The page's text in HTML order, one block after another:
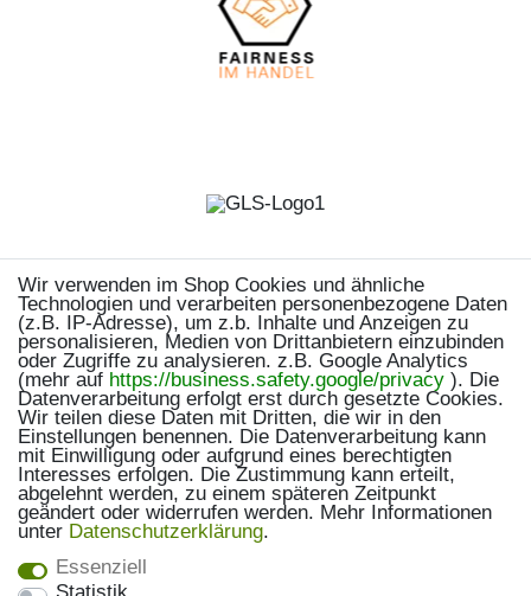
Wir verwenden im Shop Cookies und ähnliche
Technologien und verarbeiten personenbezogene Daten
(z.B. IP-Adresse), um z.b. Inhalte und Anzeigen zu
personalisieren, Medien von Drittanbietern einzubinden
oder Zugriffe zu analysieren. z.B. Google Analytics
(mehr auf https://business.safety.google/privacy ). Die
Datenverarbeitung erfolgt erst durch gesetzte Cookies.
Wir teilen diese Daten mit Dritten, die wir in den
Einstellungen benennen. Die Datenverarbeitung kann
mit Einwilligung oder aufgrund eines berechtigten
Interesses erfolgen. Die Zustimmung kann erteilt,
abgelehnt werden, zu einem späteren Zeitpunkt
geändert oder widerrufen werden. Mehr Informationen
unter Daten­schutz­erklärung.
Essenziell